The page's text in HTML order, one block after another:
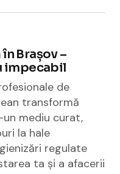
Brașov –
impecabil
de
transformă
mediu curat,
la hale
regulate
ta și a afacerii